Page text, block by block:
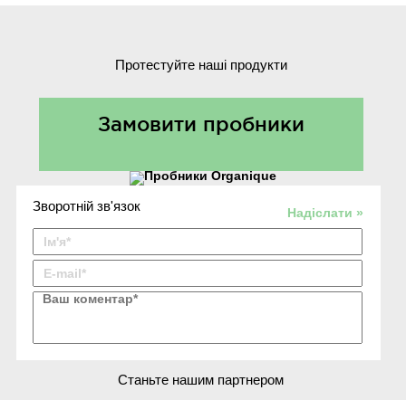
Протестуйте наші продукти
Замовити пробники
Зворотній зв'язок Надіслати »
Станьте нашим партнером